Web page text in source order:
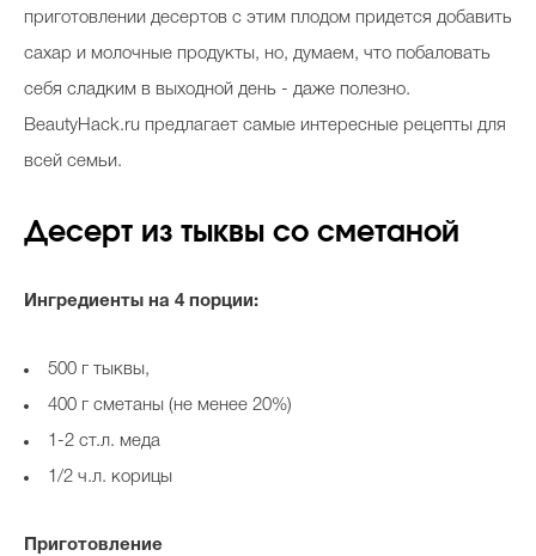
приготовлении десертов с этим плодом придется добавить
сахар и молочные продукты, но, думаем, что побаловать
себя сладким в выходной день - даже полезно.
BeautyHack.ru предлагает самые интересные рецепты для
всей семьи.
Десерт из тыквы со сметаной
Ингредиенты на 4 порции:
500 г тыквы,
400 г сметаны (не менее 20%)
1-2 ст.л. меда
1/2 ч.л. корицы
Приготовление